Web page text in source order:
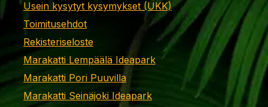
Usein kysytyt kysymykset (UKK)
Toimitusehdot
Rekisteriseloste
Marakatti Lempäälä Ideapark
Marakatti Pori Puuvilla
Marakatti Seinäjoki Ideapark